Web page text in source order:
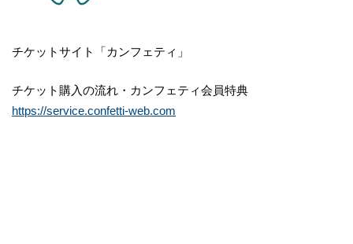
チケットサイト「カンフェティ」
チケット購入の流れ・カンフェティ会員特典
https://service.confetti-web.com